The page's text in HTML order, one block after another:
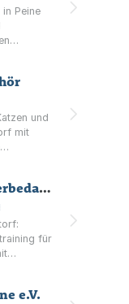
Peine
und
mit
Futtershop-Ritter Tierbedarf und Tierfutter
für
e.V.